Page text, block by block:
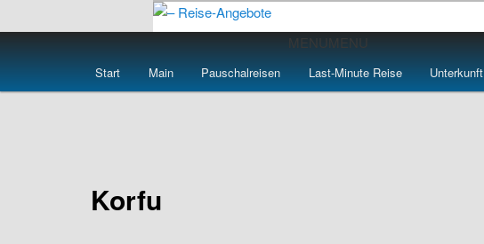
primären
– Reise-Angebote
MENU MENU
Start Main Pauschalreisen Last-Minute Reise Unterkunft
Korfu